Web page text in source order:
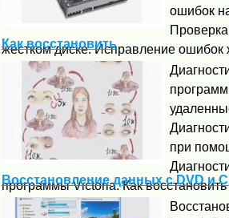
ошибок
жестком диске. Исправление ошибок
Как восстановить
при
программы Victoria. Как
Восстановление данных с DVD и